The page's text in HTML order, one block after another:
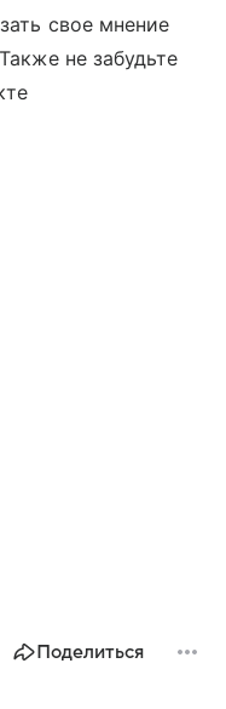
свое мнение
не забудьте
Поделиться